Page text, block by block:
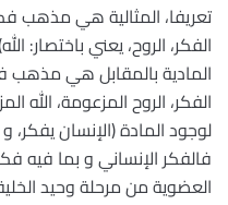
تعريفا، المثالية هي مذهب
الفكر، الروح، يعني باختصار:
المادية بالمقابل هي مذهب
الفكر، الروح المزعومة، الله
لوجود المادة (الإنسان يفكر،
فالفكر الإنساني و بما فيه
العضوية من مرحلة وحيد